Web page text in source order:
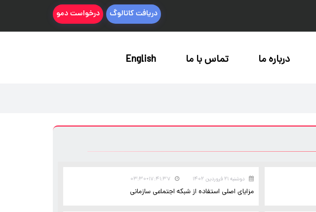
دریافت کاتالوگ درخواست دمو
درباره ما تماس با ما English
دوشنبه ۲۱ فروردین ۱۴۰۲ ۱۷:۴۱:۳۷+۰۳:۳۰
مزایای اصلی استفاده از شبکه اجتماعی سازمانی